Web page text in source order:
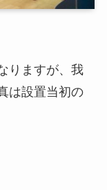
りますが、我
は設置当初の